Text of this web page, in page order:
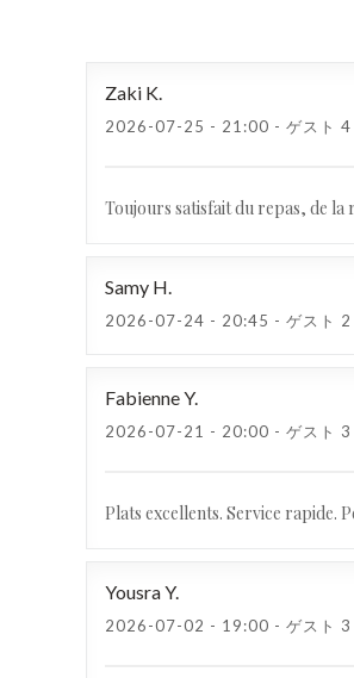
Zaki K
2026-07-25 - 21:00 - ゲスト 4
Toujours satisfait du repas, de la
Samy H
2026-07-24 - 20:45 - ゲスト 2
FabienneY
2026-07-21 - 20:00 - ゲスト 3
Plats excellents. Service rapide.
YousraY
2026-07-02 - 19:00 - ゲスト 3